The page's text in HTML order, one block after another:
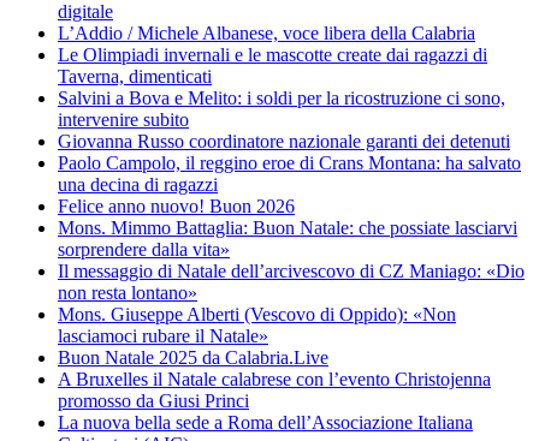
digitale
L’Addio / Michele Albanese, voce libera della Calabria
Le Olimpiadi invernali e le mascotte create dai ragazzi di
Taverna, dimenticati
Salvini a Bova e Melito: i soldi per la ricostruzione ci sono,
intervenire subito
Giovanna Russo coordinatore nazionale garanti dei detenuti
Paolo Campolo, il reggino eroe di Crans Montana: ha salvato
una decina di ragazzi
Felice anno nuovo! Buon 2026
Mons. Mimmo Battaglia: Buon Natale: che possiate lasciarvi
sorprendere dalla vita»
Il messaggio di Natale dell’arcivescovo di CZ Maniago: «Dio
non resta lontano»
Mons. Giuseppe Alberti (Vescovo di Oppido): «Non
lasciamoci rubare il Natale»
Buon Natale 2025 da Calabria.Live
A Bruxelles il Natale calabrese con l’evento Christojenna
promosso da Giusi Princi
La nuova bella sede a Roma dell’Associazione Italiana